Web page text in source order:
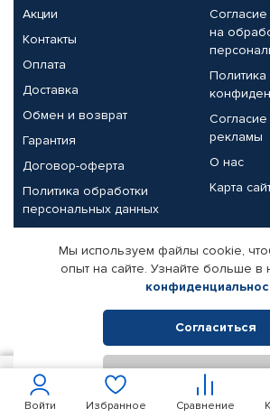
Войти Избранное Сравнение
Акции
Контакты
Оплата
Доставка
Обмен и возврат
Гарантия
Договор-оферта
Политика обработки
персональных данных
Согласие
на
Политика
рекламы
О нас
Карта
Партнерам
Корпоративным клиентам
Поставщикам
© КАМАЗ ЦЕНТР ДОНЕЦК, 2015-2026. Все
Интернет-магазин автомобильных товаров
Мы используем файлы cookie,
опыт на сайте. Узнайте больше в
Согласиться
Отклонить
500